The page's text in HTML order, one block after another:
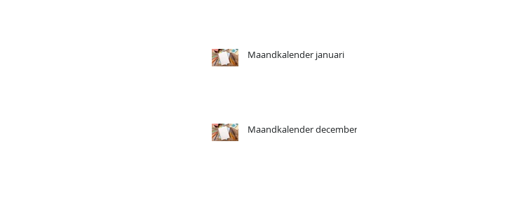
Maandkalender januari
Maandkalender december